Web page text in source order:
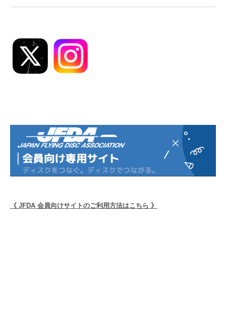
ョ
ン
《 JFDA 会員向けサイトのご利用方法はこちら 》